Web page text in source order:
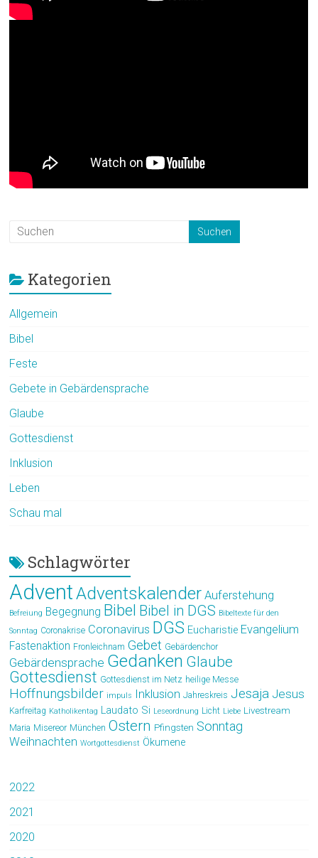
Kategorien
Allgemein
Bibel
Feste
Gebete in Gebärdensprache
Glaube
Gottesdienst
Inklusion
Leben
Schau mal
Schlagwörter
AdventAdventskalender Auferstehung
Befreiung Begegnung Bibel Bibel in DGS Bibeltexte für den
Sonntag Coronakrise Coronavirus DGS Eucharistie Evangelium
Fastenaktion Fronleichnam Gebet Gebärdenchor
Gebärdensprache Gedanken Glaube
Gottesdienst Gottesdienst im Netz heilige Messe
Hoffnungsbilder impuls Inklusion Jahreskreis Jesaja Jesus
Karfreitag Katholikentag Laudato Si Leseordnung Licht Liebe Livestream
Maria Misereor München Ostern Pfingsten Sonntag
Weihnachten Wortgottesdienst Ökumene
2022
2021
2020